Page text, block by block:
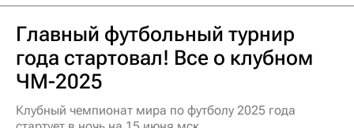
Главный футбольный турнир
года стартовал! Все о клубном
ЧМ-2025
Клубный чемпионат мира по футболу 2025 года